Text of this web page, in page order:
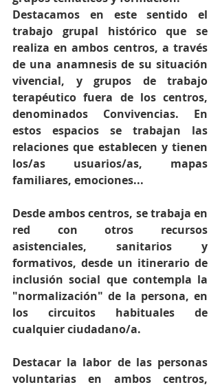
Destacamos en este sentido el
trabajo grupal histórico que se
realiza en ambos centros, a través
de una anamnesis de su situación
vivencial, y grupos de trabajo
terapéutico fuera de los centros,
denominados Convivencias. En
estos espacios se trabajan las
relaciones que establecen y tienen
los/as usuarios/as, mapas
familiares, emociones...
Desde ambos centros, se trabaja en
red con otros recursos
asistenciales, sanitarios y
formativos, desde un itinerario de
inclusión social que contempla la
"normalización" de la persona, en
los circuitos habituales de
cualquier ciudadano/a.
Destacar la labor de las personas
voluntarias en ambos centros,